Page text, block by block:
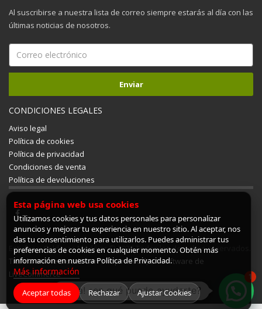
Al suscribirse a nuestra lista de correo siempre estarás al día con las
últimas noticias de nosotros.
CONDICIONES LEGALES
Aviso legal
Política de cookies
Política de privacidad
Condiciones de venta
Política de devoluciones
Estufas y Calderas Mudéjar © 2026 Todos los derechos reservados.
Tienda online creada con ShopinCloud, un software de
LiveCommerce
1
¡Hola! ¿en qué puedo ayudarte?
Esta página web usa cookies
Utilizamos cookies y tus datos personales para personalizar
anuncios y mejorar tu experiencia en nuestro sitio. Al aceptar, nos
das tu consentimiento para utilizarlos. Puedes administrar tus
preferencias de cookies en cualquier momento. Obtén más
información en nuestra Política de Privacidad.
Más información
Aceptar todas Rechazar Ajustar Cookies